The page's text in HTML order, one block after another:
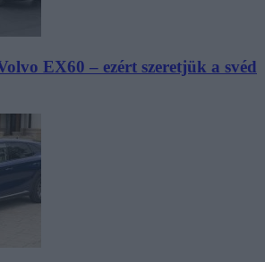
EX60 – ezért szeretjük a svéd